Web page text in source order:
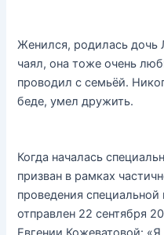
Женился, родилась дочь
чаял, она тоже очень
проводил с семьёй.
беде, умел дружить.
Когда началась
призван в рамках
проведения
отправлен 22 сентября